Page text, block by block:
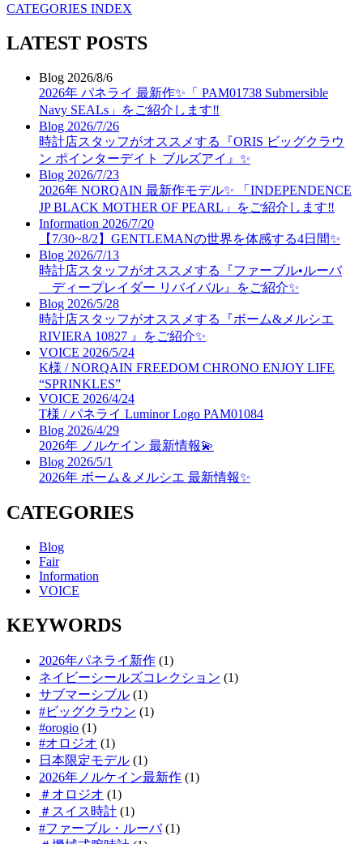
CATEGORIES INDEX
LATEST POSTS
Blog 2026/8/6
2026年 パネライ 最新作✨「 PAM01738 Submersible
Navy SEALs」をご紹介します‼️
Blog 2026/7/26
時計店スタッフがオススメする『ORIS ビッグクラウ
ン ポインターデイト ブルズアイ』✨
Blog 2026/7/23
2026年 NORQAIN 最新作モデル✨ 「INDEPENDENCE
JP BLACK MOTHER OF PEARL」をご紹介します‼️
Information 2026/7/20
【7/30~8/2】GENTLEMANの世界を体感する4日間✨
Blog 2026/7/13
時計店スタッフがオススメする『ファーブル•ルーバ
ディープレイダー リバイバル』をご紹介✨
Blog 2026/5/28
時計店スタッフがオススメする『ボーム&メルシエ
RIVIERA 10827 』をご紹介✨
VOICE 2026/5/24
K様 / NORQAIN FREEDOM CHRONO ENJOY LIFE
“SPRINKLES”
VOICE 2026/4/24
T様 / パネライ Luminor Logo PAM01084
Blog 2026/4/29
2026年 ノルケイン 最新情報💫
Blog 2026/5/1
2026年 ボーム＆メルシエ 最新情報✨
CATEGORIES
Blog
Fair
Information
VOICE
KEYWORDS
2026年パネライ新作 (1)
ネイビーシールズコレクション (1)
サブマーシブル (1)
#ビッグクラウン (1)
#orogio (1)
#オロジオ (1)
日本限定モデル (1)
2026年ノルケイン最新作 (1)
＃オロジオ (1)
＃スイス時計 (1)
#ファーブル・ルーバ(1)